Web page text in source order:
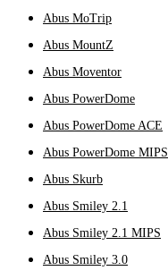
Abus MoTrip
Abus MountZ
Abus Moventor
Abus PowerDome
Abus PowerDome ACE
Abus PowerDome MIPS
Abus Skurb
Abus Smiley 2.1
Abus Smiley 2.1 MIPS
Abus Smiley 3.0